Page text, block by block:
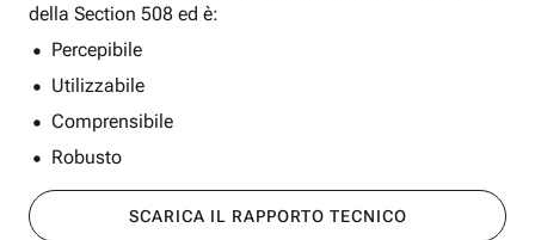
della Section 508 ed è:
Percepibile
Utilizzabile
Comprensibile
Robusto
SCARICA IL RAPPORTO TECNICO